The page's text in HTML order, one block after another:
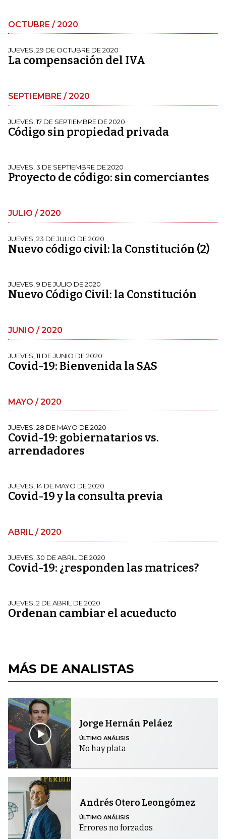
OCTUBRE / 2020
JUEVES, 29 DE OCTUBRE DE 2020
La compensación del IVA
SEPTIEMBRE / 2020
JUEVES, 17 DE SEPTIEMBRE DE 2020
Código sin propiedad privada
JUEVES, 3 DE SEPTIEMBRE DE 2020
Proyecto de código: sin comerciantes
JULIO / 2020
JUEVES, 23 DE JULIO DE 2020
Nuevo código civil: la Constitución (2)
JUEVES, 9 DE JULIO DE 2020
Nuevo Código Civil: la Constitución
JUNIO / 2020
JUEVES, 11 DE JUNIO DE 2020
Covid-19: Bienvenida la SAS
MAYO / 2020
JUEVES, 28 DE MAYO DE 2020
Covid-19: gobiernatarios vs.
arrendadores
JUEVES, 14 DE MAYO DE 2020
Covid-19 y la consulta previa
ABRIL / 2020
JUEVES, 30 DE ABRIL DE 2020
Covid-19: ¿responden las matrices?
JUEVES, 2 DE ABRIL DE 2020
Ordenan cambiar el acueducto
MÁS DE ANALISTAS
Jorge Hernán Peláez
ÚLTIMO ANÁLISIS
No hay plata
Andrés Otero Leongómez
ÚLTIMO ANÁLISIS
Errores no forzados